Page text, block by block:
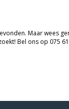
Maar wees
Bel ons op 075